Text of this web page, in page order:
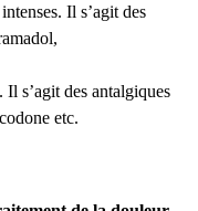
Il s’agit des
s’agit des antalgiques
etc.